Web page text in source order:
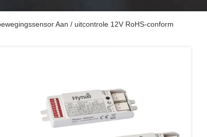
Aan / uitcontrole 12V RoHS-conform